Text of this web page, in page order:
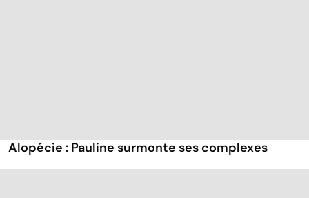
Alopécie : Pauline surmonte ses complexes